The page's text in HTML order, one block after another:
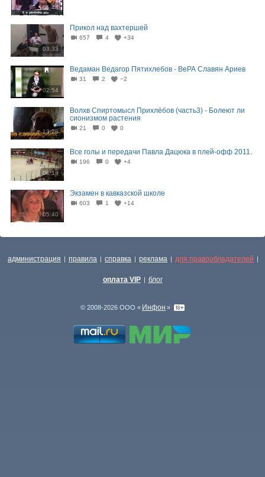
05:44
03:33
Прикол над вахтершей
657 4 +34
02:54
Ведаман Ведагор Пятихлебов - ВеРА Славян Ариев
31 2 −2
13:28
Волхв Спиртомысл Прихлёбов (часть3) - Болеют ли
сионизмом растения
21 0 0
06:18
Все голы и передачи Павла Дацюка в плей-офф 2011.
196 0 +4
05:40
Экзамен в кавказской школе
603 1 +14
администрация | правила | справка | реклама | для правообладателей |
оплата VIP | блог
© 2008-2026 ООО « Инфон »